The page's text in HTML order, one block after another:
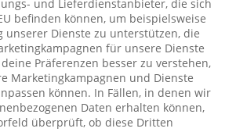
und Lieferdienstanbieter, die sich
befinden können, um beispielsweise
unserer Dienste zu unterstützen, die
für unsere Dienste
Präferenzen besser zu verstehen,
Marketingkampagnen und Dienste
können. In Fällen, in denen wir
Daten erhalten können,
überprüft, ob diese Dritten